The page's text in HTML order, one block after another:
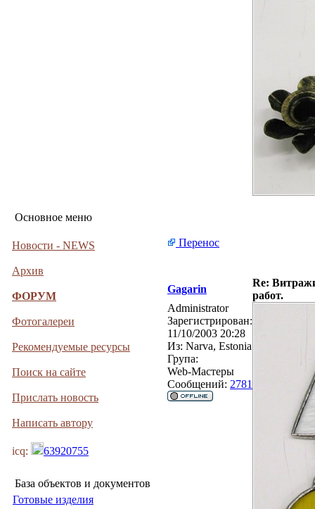
Основное меню
Новости - NEWS
Архив
ФОРУМ
Фотогалереи
Рекомендуемые ресурсы
Поиск на сайте
Прислать новость
Написать автору
icq: 63920755
База объектов и документов
Готовые изделия
Перенос
Gagarin
Re:
работ.
Administrator
Зарегистрирован:
11/10/2003 20:28
Из: Narva, Estonia
Група:
Web-Мастеры
Сообщений: 2781